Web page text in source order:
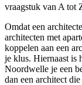
vraagstuk van A tot
Omdat een
architecten met
koppelen aan een
je klus. Hiernaast is
Noordwelle je een
dan een architect